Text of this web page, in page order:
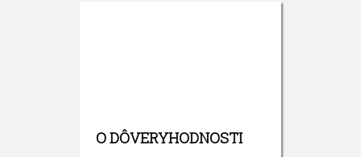
O DÔVERYHODNOSTI